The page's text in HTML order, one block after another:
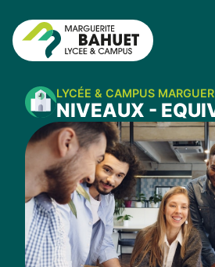
LYCÉE & CAMPUS
NIVEAUX -